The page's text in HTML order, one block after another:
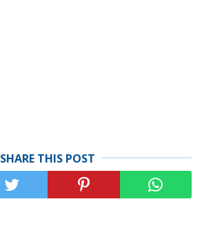
SHARE THIS POST